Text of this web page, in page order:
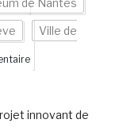
de Nantes
Ville de
innovant de